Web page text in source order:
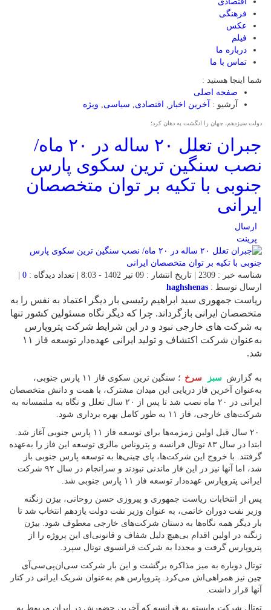
فرهنگی
عکس
فیلم
درباره ما
تماس با ما
شما اینجا هستید :
صفحه اصلی
آرشیو :
آخرین اخبار اقتصادی سیاسی ویژه
دولت سیزدهم، جهان را انگشت به دهان کرد؛
جبران تعلل ۲۰ ساله در ۲۰ ماه/
نصب سنگین ترین سکوی پارس
جنوبی با تکیه بر توان متخصصان
ایرانی
ارسال
پرینت
شناسه خبر : 2309 | تاریخ انتشار : 09 تیر 1402 - 8:03 | تعداد دیدگاه : 0
ارسال توسط : haghshenas
ریاست جمهوری سید ابراهیم رئیسی بار دیگر اعتماد به نفس را به
متخصصان ایرانی بازگرداند. چرا که دیگر نگاه مسئولین کشور تنها
به شرکت های خارجی نبود و در این شرایط شرکت پتروپارس
به‌عنوان شرکت اکتشاف و تولید ایرانی عهده‌دار توسعه فاز ۱۱
شد.
به گزارش سبز سرخ
؛ سنگین ترین سکوی فاز ۱۱ پارس جنوبی،
به‌عنوان آخرین فاز دریایی این میدان مشترک، با همت و دانش متخصصان
ایرانی در ۲۰ ماه نصب شد تا پس از ۲۰ سال تعلل و نگاه به ملتمسانه به
شرکت‌های خارجی، فاز ۱۱ به طور کامل بهره برداری شود.
۲۰ سال قبل اولین زمزمه‌ها برای توسعه فاز ۱۱ پارس جنوبی آغاز شد.
ابتدا در سال ۸۳ توتال فرانسه و پتروناس مالزی توسعه این فاز را به‌عهده
گرفتند. با خروج این شرکت‌ها، پای چینی‌ها به توسعه پارس جنوبی باز
شد، اما آنها نیز در این فاز ماندنی نبودند و سرانجام در سال ۹۲ شرکت
ایرانی پتروپارس عهده‌دار توسعه فاز ۱۱ پارس جنوبی شد.
پس از انتخابات ریاست جمهوری و پیروزی حسن روحانی، بیژن زنگنه
وزیر نفت دوران خاتمی، به عنوان وزیر نفت دولت یازدهم انتخاب شد تا
بار دیگر همه نگاه‌ها به دستان شرکت‌های خارجی معطوف شود. بیژن
زنگنه در اولین اقدام بی‌هیچ دلیل شفاف و قانونی‌ای این پروژه را از
پتروپارس گرفت و مجددا به شرکت فرانسوی توتال سپرد.
توتال دوباره به میز مذاکره برگشت و این بار شرکت سی‌ان‌پی‌سی‌آی
چین نیز همراهی‌اش می‌کرد. پتروپارس هم به‌عنوان شریک ایرانی در کنار
آنها قرار داشت.
توتال شرکت وابسته به فرانسه که آخرین حضورش در ایران مربوط به